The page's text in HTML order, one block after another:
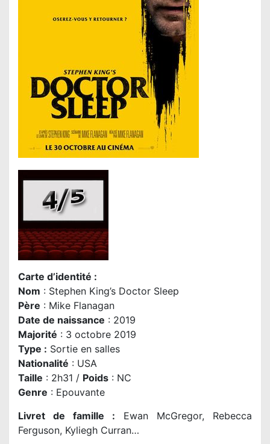
Carte d’identité :
Nom : Stephen King’s Doctor Sleep
Père : Mike Flanagan
Date de naissance : 2019
Majorité : 3 octobre 2019
Type : Sortie en salles
Nationalité : USA
Taille : 2h31 / Poids : NC
Genre : Epouvante
Livret de famille : Ewan McGregor, Rebecca
Ferguson, Kyliegh Curran…